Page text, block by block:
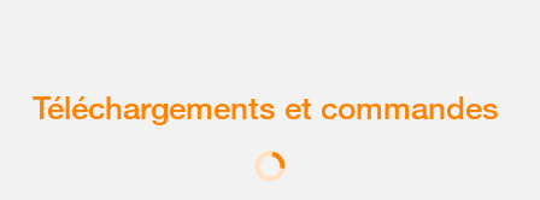
Téléchargements et commandes